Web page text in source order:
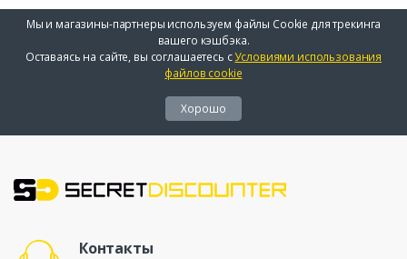
Мы и магазины-партнеры используем файлы Cookie для трекинга
вашего кэшбэка.
Оставаясь на сайте, вы соглашаетесь сУсловиями использования
файлов cookie
Хорошо
Контакты